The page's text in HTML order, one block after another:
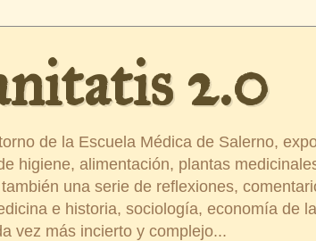
2.0
de la Escuela Médica de Salerno,
higiene, alimentación, plantas
una serie de reflexiones,
e historia, sociología, economía de
vez más incierto y complejo...